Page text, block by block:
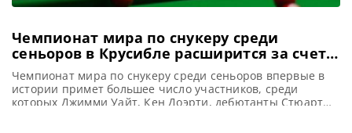
Чемпионат мира по снукеру среди
сеньоров в Крусибле расширится за счет
звездного состава участников
Чемпионат мира по снукеру среди сеньоров впервые в
истории примет большее число участников, среди
которых Джимми Уайт, Кен Доэрти, дебютанты Стюарт